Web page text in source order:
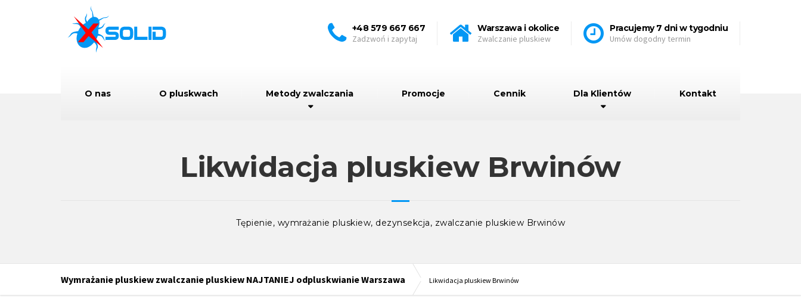
+48 579 667 667
Zadzwoń i zapytaj
Warszawa i okolice
Zwalczanie pluskiew
Pracujemy 7 dni w tygodniu
Umów dogodny termin
O nas O pluskwach Metody zwalczania Promocje Cennik Dla Klientów Kontakt
Likwidacja pluskiew Brwinów
Tępienie, wymrażanie pluskiew, dezynsekcja, zwalczanie pluskiew Brwinów
Wymrażanie pluskiew zwalczanie pluskiew NAJTANIEJ odpluskwianie Warszawa Likwidacja pluskiew Brwinów